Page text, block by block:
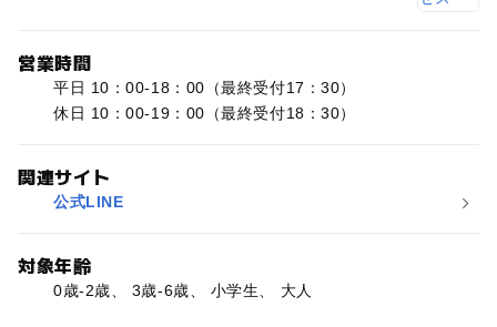
営業時間
平日 10：00-18：00（最終受付17：30）
休日 10：00-19：00（最終受付18：30）
関連サイト
公式LINE
対象年齢
0歳-2歳、 3歳-6歳、 小学生、 大人